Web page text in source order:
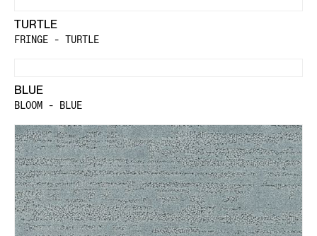
TURTLE
FRINGE - TURTLE
BLUE
BLOOM - BLUE